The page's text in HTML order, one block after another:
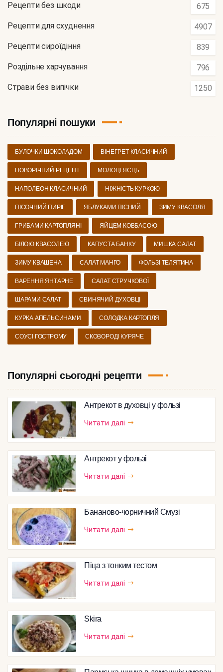
Рецепти без шкоди 675
Рецепти для схуднення 4907
Рецепти сироїдіння 839
Роздільне харчування 796
Страви без випічки 1250
Популярні пошуки
БУЛОЧКИ ШОКОЛАДОМ ВІНЕГРЕТ КЛАСИЧНИЙ
НОВОРІЧНИЙ РЕЦЕПТ МОЛОЦІ ЯЄЦЬ
НАПОЛЕОН КЛАСИЧНИЙ НІЖНІСТЬ КУРКОЮ
ПІСОЧНИЙ ПИРІГ ЯБЛУКАМИ ПІСНИЙ ЗИМУ КВАСОЛЯ
ГРИБАМИ КАРТОПЛЯНІ ЯЙЦЕМ КОВБАСОЮ
БІЛОЮ КВАСОЛЕЮ КАПУСТА БАНКУ МИШКА САЛАТ
ЗИМУ КВАШЕНА САЛАТ МАНГО ФОЛЬЗІ ТЕЛЯТИНА
ВАРЕННЯ ЯНТАРНЕ САЛАТ СТРУЧКОВОЇ
ШАРАМИ САЛАТ СВИНЯЧИЙ ДУХОВЦІ
КУРКА АПЕЛЬСИНАМИ СОЛОДКА КАРТОПЛЯ
СОУСІ ГОСТРОМУ СКОВОРОДІ КУРЯЧЕ
Популярні сьогодні рецепти
Антрекот в духовці у фользі
Читати далі
Антрекот у фользі
Читати далі
Бананово-чорничний Смузі
Читати далі
Піца з тонким тестом
Читати далі
Skira
Читати далі